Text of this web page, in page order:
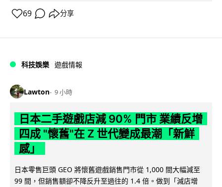
69 分享
科技娛樂 遊戲情報
Lawton 9 小時
日本二手遊戲店減 90% 門市 業績反增
四成 "懷舊"在 Z 世代變成最潮「新鮮
感」
日本零售巨頭 GEO 將懷舊遊戲銷售門市從 1,000 間大幅減至
99 間，但銷售額卻不降反升至過往的 1.4 倍。做到「減店增